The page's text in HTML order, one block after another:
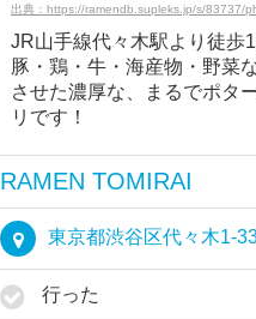
出典：https://ramendb.supleks.jp/s/83737/
JR山手線代々木駅より徒歩1
豚・鶏・牛・海産物・野菜
させた濃厚な、まるでポタ
リです！
RAMEN TOMIRAI
東京都渋谷区代々木1-
行った